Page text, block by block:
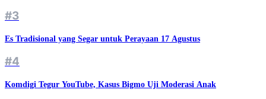
#3
Es Tradisional yang Segar untuk Perayaan 17 Agustus
#4
Komdigi Tegur YouTube, Kasus Bigmo Uji Moderasi Anak